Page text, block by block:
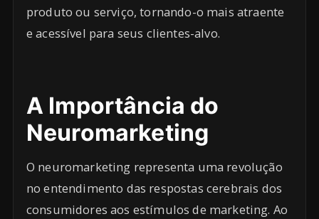
produto ou serviço, tornando-o mais atraente
e acessível para seus clientes-alvo.
A Importância do
Neuromarketing
O neuromarketing representa uma revolução
no entendimento das respostas cerebrais dos
consumidores aos estímulos de marketing. Ao